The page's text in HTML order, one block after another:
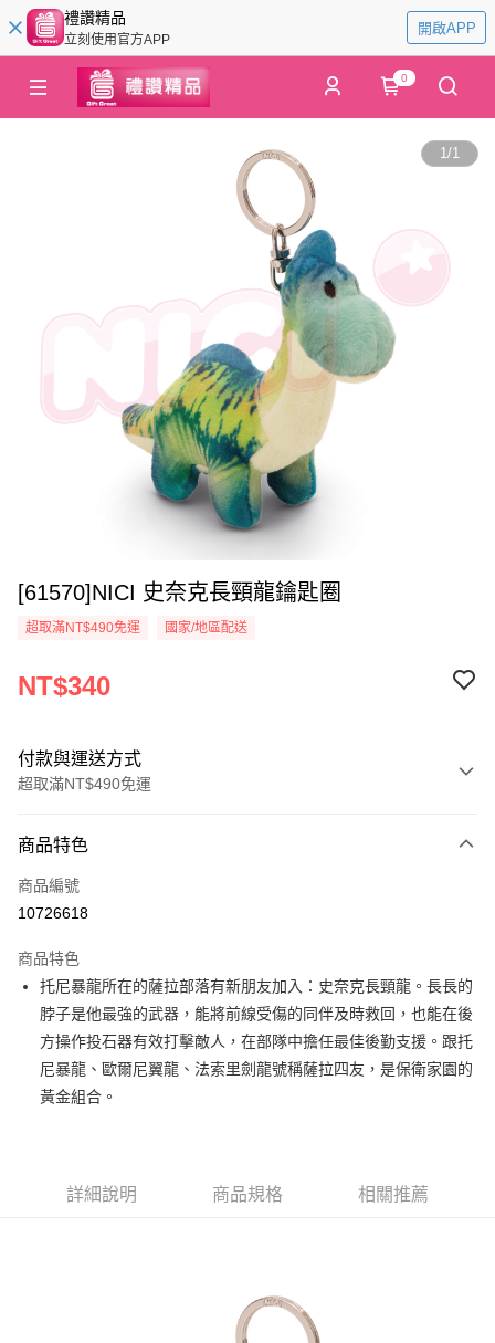
禮讚精品
立刻使用官方APP
開啟APP
0
1/1
[61570]NICI 史奈克長頸龍鑰匙圈
超取滿NT$490免運 國家/地區配送
NT$340
付款與運送方式
超取滿NT$490免運
信用卡一次付款
超商取貨付款
Apple Pay
街口支付
悠遊付
AFTEE先享後付
便利好安心！
１．於結帳方式選擇「AFTEE先享後付」後，將跳轉至「AFTEE先享後付」
結帳頁面，進行簡訊認證並確認金額後，即可完成結帳。
每筆NT$100，滿NT$490(含以上)免運費
商品特色
商品編號
10726618
商品特色
托尼暴龍所在的薩拉部落有新朋友加入：史奈克長頸龍。長長的
脖子是他最強的武器，能將前線受傷的同伴及時救回，也能在後
方操作投石器有效打擊敵人，在部隊中擔任最佳後勤支援。跟托
尼暴龍、歐爾尼翼龍、法索里劍龍號稱薩拉四友，是保衛家園的
黃金組合。
詳細說明 商品規格 相關推薦